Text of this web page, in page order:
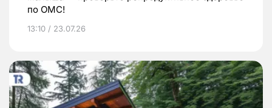
по ОМС!
13:10 / 23.07.26